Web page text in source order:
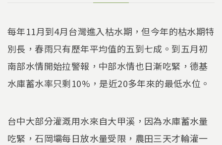
每年11月到4月台灣進入枯水期，但今年的枯水期特
別長，春雨只有歷年平均值的五到七成。到五月初
南部水情開始拉警報，中部水情也日漸吃緊，德基
水庫蓄水率只剩10%，是近20多年來的最低水位。
台中大部分灌溉用水來自大甲溪，因為水庫蓄水量
吃緊，石岡壩每日放水量受限，農田三天才輪灌一